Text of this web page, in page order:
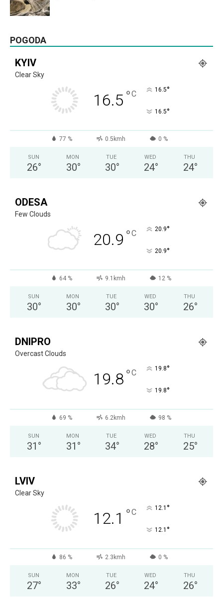
POGODA
KYIV
Clear Sky
16.5 °C 16.5°
16.5°
77 % 0.5kmh 0 %
SUN
26°
MON
30°
TUE
30°
WED
24°
THU
24°
ODESA
Few Clouds
20.9 °C 20.9°
20.9°
64 % 9.1kmh 12 %
SUN
30°
MON
30°
TUE
30°
WED
30°
THU
26°
DNIPRO
Overcast Clouds
19.8°C 19.8°
19.8°
69 % 6.2kmh 98 %
SUN
31 °
MON
31 °
TUE
34°
WED
28°
THU
25°
LVIV
Clear Sky
12.1 °C 12.1 °
12.1 °
86 % 2.3kmh 0 %
SUN
27°
MON
33°
TUE
26°
WED
24°
THU
26°